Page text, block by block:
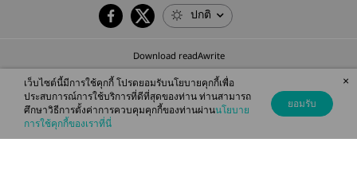
ปกติ
Download readAwrite
© 2026 readAwrite.com by MEB Corporation Public Company Limited
This site is protected by reCAPTCHA and the Google
เว็บไซต์นี้มีการใช้คุกกี้ โปรดยอมรับนโยบายคุกกี้เพื่อ
ประสบการณ์การใช้บริการที่ดีที่สุดของท่าน ท่านสามารถ
ศึกษาวิธีการตั้งค่าการควบคุมคุกกี้ของท่านผ่านนโยบาย
การใช้คุกกี้ของเราที่นี่
ยอมรับ
×